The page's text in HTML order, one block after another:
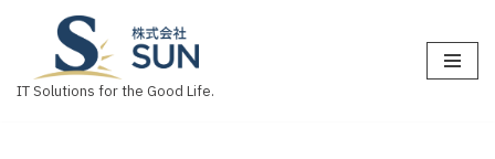
ン
IT Solutions for the Good Life.